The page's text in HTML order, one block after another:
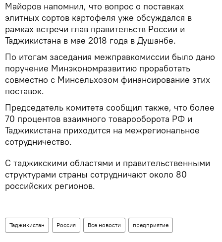
Майоров напомнил, что вопрос о поставках
элитных сортов картофеля уже обсуждался в
рамках встречи глав правительств России и
Таджикистана в мае 2018 года в Душанбе.
По итогам заседания межправкомиссии было дано
поручение Минэкономразвитию проработать
совместно с Минсельхозом финансирование этих
поставок.
Председатель комитета сообщил также, что более
70 процентов взаимного товарооборота РФ и
Таджикистана приходится на межрегиональное
сотрудничество.
С таджикскими областями и правительственными
структурами страны сотрудничают около 80
российских регионов.
Таджикистан Россия Все новости предприятие